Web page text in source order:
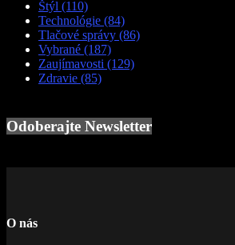
Štýl (110)
Technológie (84)
Tlačové správy (86)
Vybrané (187)
Zaujímavosti (129)
Zdravie (85)
Odoberajte Newsletter
O nás